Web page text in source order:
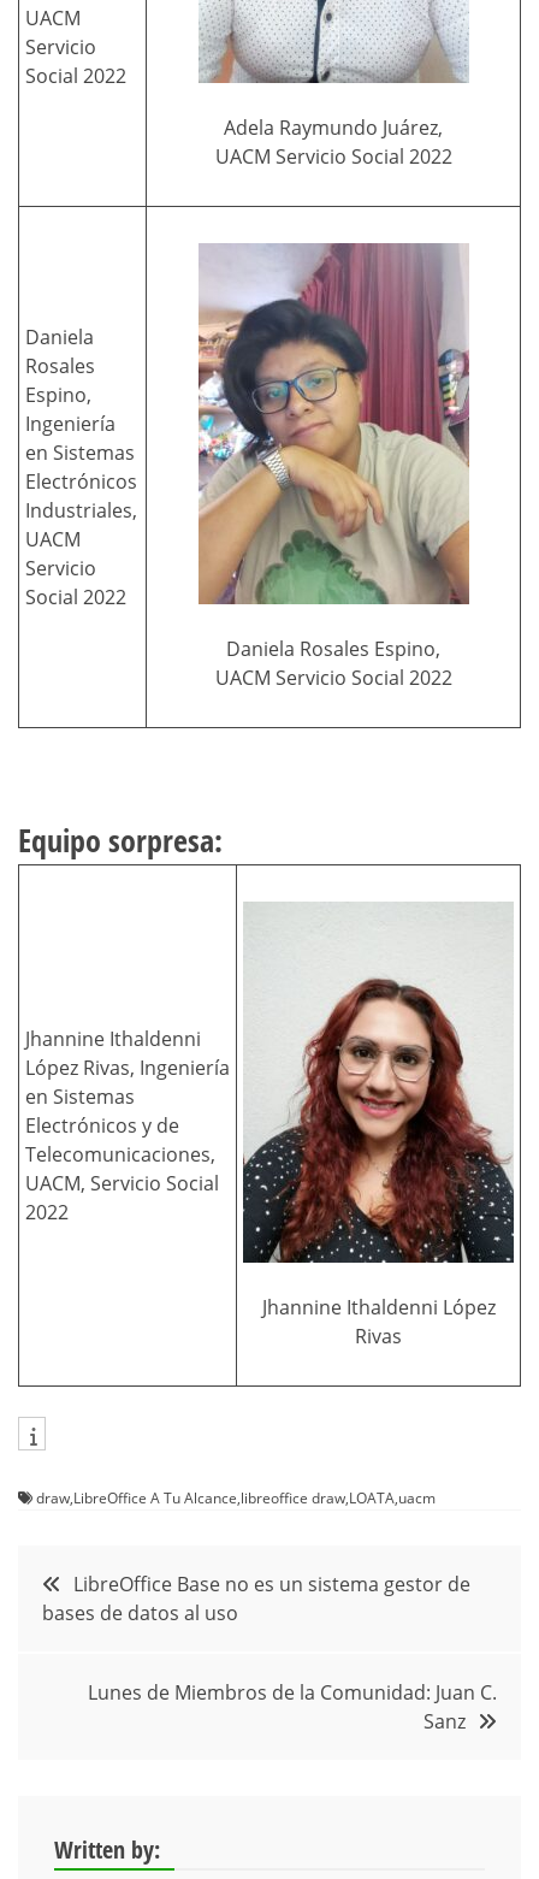
UACM
Servicio
Social 2022
Adela Raymundo Juárez,
UACM Servicio Social 2022
Daniela
Rosales
Espino,
Ingeniería
en Sistemas
Electrónicos
Industriales,
UACM
Servicio
Social 2022
Daniela Rosales Espino,
UACM Servicio Social 2022
Equipo sorpresa:
Jhannine Ithaldenni
López Rivas, Ingeniería
en Sistemas
Electrónicos y de
Telecomunicaciones,
UACM, Servicio Social
2022
Jhannine Ithaldenni López
Rivas
draw,LibreOffice A Tu Alcance,libreoffice draw,LOATA,uacm
Navegación
de
entradas
LibreOffice Base no es un sistema gestor de
bases de datos al uso
Lunes de Miembros de la Comunidad: Juan C.
Sanz
Written by: